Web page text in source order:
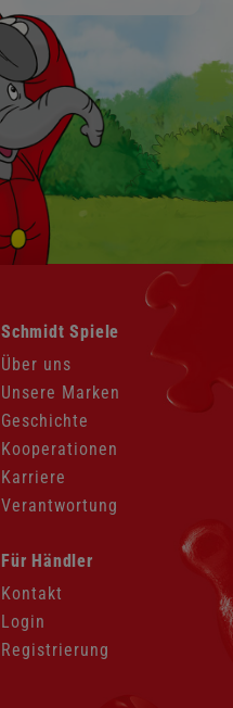
Navigation
überspringen
Schmidt Spiele
Über uns
Unsere Marken
Geschichte
Kooperationen
Karriere
Verantwortung
Navigation
überspringen
Für Händler
Kontakt
Login
Registrierung